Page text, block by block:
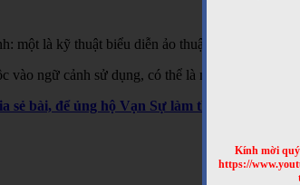
Kính mời
https://
một là kỹ thuật biểu diễn ảo thuật, hai là
vào ngữ cảnh sử dụng, có thể là một hình thức
sẻ bài, để ủng hộ Vạn Sự làm thêm nhiều